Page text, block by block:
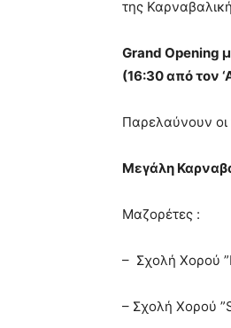
της
Grand Opening
(16:30 από τον
Παρελαύνουν οι
Μεγάλη
Μαζορέτες :
– Σχολή Χορού
– Σχολή Χορού